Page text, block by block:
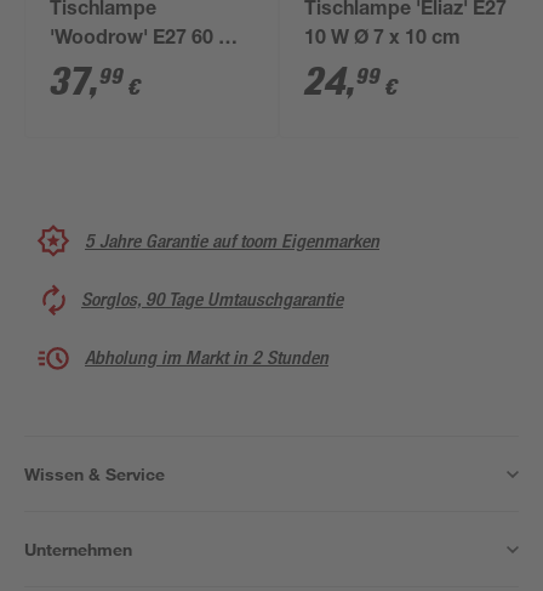
Tischlampe
'Woodrow' E27 60 W
21,5 x 29 x 21,5 cm
37,99 €
Tischlampe 'Eliaz' E27
10 W Ø 7 x 10 cm
24,99 €
5 Jahre Garantie auf toom Eigenmarken
Sorglos, 90 Tage Umtauschgarantie
Abholung im Markt in 2 Stunden
Wissen & Service
Unternehmen